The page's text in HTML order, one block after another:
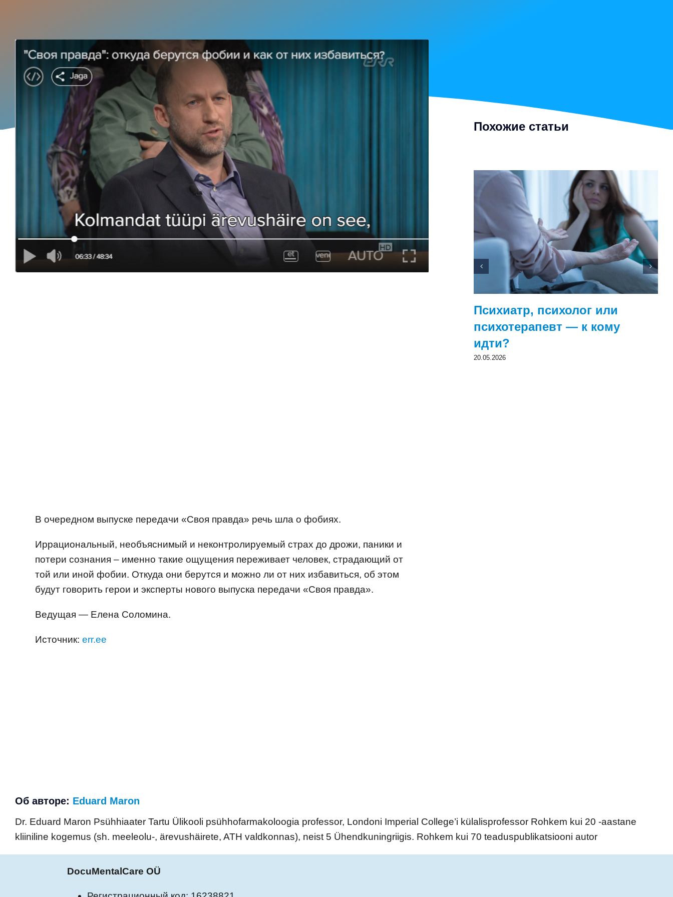
В очередном выпуске передачи «Своя правда» речь шла о фобиях.
Иррациональный, необъяснимый и неконтролируемый страх до дрожи, паники и
потери сознания – именно такие ощущения переживает человек, страдающий от
той или иной фобии. Откуда они берутся и можно ли от них избавиться, об этом
будут говорить герои и эксперты нового выпуска передачи «Своя правда».
Ведущая — Елена Соломина.
Источник: err.ee
Похожие статьи
Психиатр, психолог или
психотерапевт — к кому
идти?
20.05.2026
Об авторе: Eduard Maron
Dr. Eduard Maron Psühhiaater Tartu Ülikooli psühhofarmakoloogia professor, Londoni Imperial College’i külalisprofessor Rohkem kui 20 -aastane
kliiniline kogemus (sh. meeleolu-, ärevushäirete, ATH valdkonnas), neist 5 Ühendkuningriigis. Rohkem kui 70 teaduspublikatsiooni autor
DocuMentalCare OÜ